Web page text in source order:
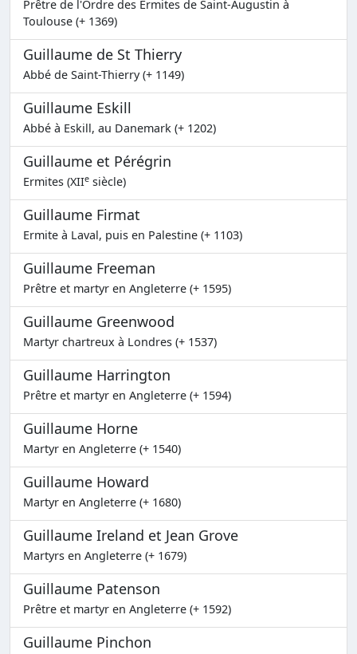
Prêtre de l'Ordre des Ermites de Saint-Augustin à
Toulouse (+ 1369)
Guillaume de St Thierry
Abbé de Saint-Thierry (+ 1149)
Guillaume Eskill
Abbé à Eskill, au Danemark (+ 1202)
Guillaume et Pérégrin
Ermites (XIIe siècle)
Guillaume Firmat
Ermite à Laval, puis en Palestine (+ 1103)
Guillaume Freeman
Prêtre et martyr en Angleterre (+ 1595)
Guillaume Greenwood
Martyr chartreux à Londres (+ 1537)
Guillaume Harrington
Prêtre et martyr en Angleterre (+ 1594)
Guillaume Horne
Martyr en Angleterre (+ 1540)
Guillaume Howard
Martyr en Angleterre (+ 1680)
Guillaume Ireland et Jean Grove
Martyrs en Angleterre (+ 1679)
Guillaume Patenson
Prêtre et martyr en Angleterre (+ 1592)
Guillaume Pinchon